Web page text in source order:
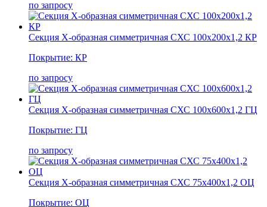
по запросу
Секция Х-образная симметричная СХС 100х200х1,2 КР
Покрытие: КР
по запросу
Секция Х-образная симметричная СХС 100х600х1,2 ГЦ
Покрытие: ГЦ
по запросу
Секция Х-образная симметричная СХС 75х400х1,2 ОЦ
Покрытие: ОЦ